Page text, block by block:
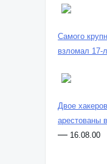
Самого
взломал 17-
Двое
арестованы
— 16.08.00